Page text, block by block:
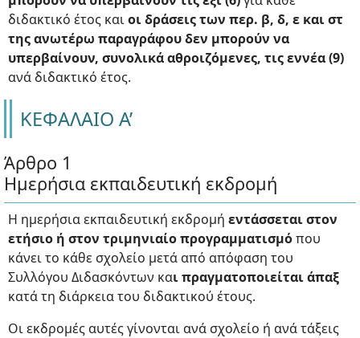
διδακτικό έτος καιοι δράσεις των περ. β, δ, ε και στ
της ανωτέρω παραγράφου δεν μπορούν να
υπερβαίνουν, συνολικά αθροιζόμενες, τις εννέα (9)
ανά διδακτικό έτος.
ΚΕΦΑΛΑΙΟ Α’
Άρθρο 1
Ημερήσια εκπαιδευτική εκδρομή
Η ημερήσια εκπαιδευτική εκδρομή εντάσσεται στον
ετήσιο ή στον τριμηνιαίο προγραμματισμόπου
κάνει το κάθε σχολείο μετά από απόφαση του
Συλλόγου Διδασκόντων και πραγματοποιείται άπαξ
κατά τη διάρκεια του διδακτικού έτους.
Οι εκδρομές αυτές γίνονται ανά σχολείο ή ανά τάξεις